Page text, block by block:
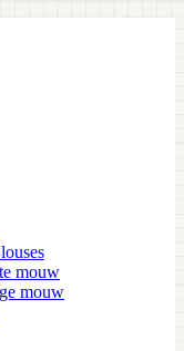
mouw
mouw